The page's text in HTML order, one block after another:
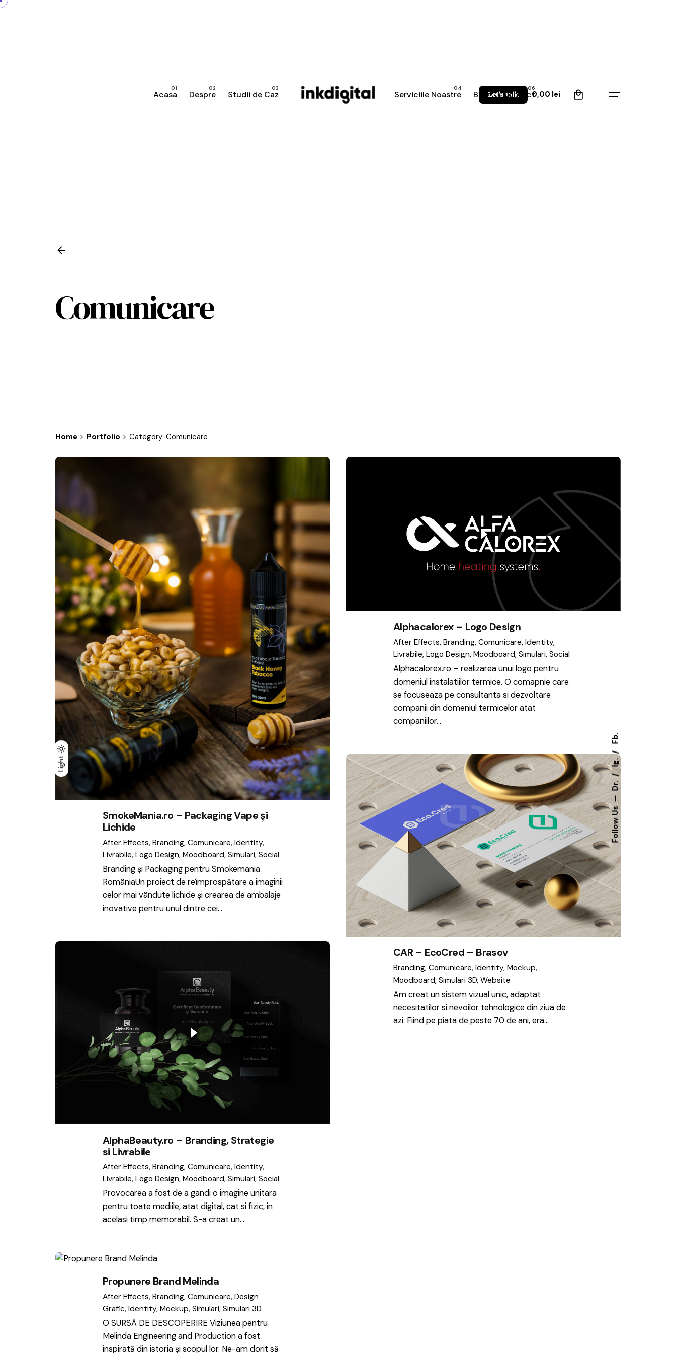
Light
Dark
Light
Dark
Follow Us
Dr.
Ig.
Fb.
Skip
Acasa Despre Studii de Caz Serviciile Noastre Blog Contact
Let’s talk 0,00 lei
Comunicare
Home Portfolio Category: Comunicare
SmokeMania.ro – Packaging Vape și
Lichide
After Effects Branding Comunicare Identity
Livrabile Logo Design Moodboard Simulari Social
Branding și Packaging pentru Smokemania
RomâniaUn proiect de reîmprospătare a imaginii
celor mai vândute lichide și crearea de ambalaje
inovative pentru unul dintre cei…
Alphacalorex – Logo Design
After Effects Branding Comunicare Identity
Livrabile Logo Design Moodboard Simulari Social
Alphacalorex.ro – realizarea unui logo pentru
domeniul instalatiilor termice. O comapnie care
se focuseaza pe consultanta si dezvoltare
companii din domeniul termicelor atat
companiilor…
AlphaBeauty.ro – Branding, Strategie
si Livrabile
After Effects Branding Comunicare Identity
Livrabile Logo Design Moodboard Simulari Social
Provocarea a fost de a gandi o imagine unitara
pentru toate mediile, atat digital, cat si fizic, in
acelasi timp memorabil. S-a creat un…
CAR – EcoCred – Brasov
Branding Comunicare Identity Mockup
Moodboard Simulari 3D Website
Am creat un sistem vizual unic, adaptat
necesitatilor si nevoilor tehnologice din ziua de
azi. Fiind pe piata de peste 70 de ani, era…
Propunere Brand Melinda
After Effects Branding Comunicare Design
Grafic Identity Mockup Simulari Simulari 3D
O SURSĂ DE DESCOPERIRE Viziunea pentru
Melinda Engineering and Production a fost
inspirată din istoria și scopul lor. Ne-am dorit să